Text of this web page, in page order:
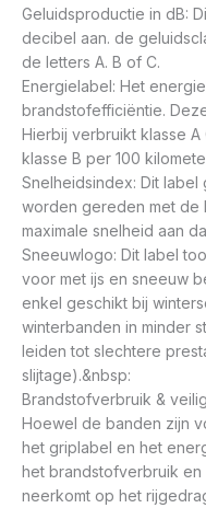
Geluidsproductie in dB:
decibel aan. de
de letters A. B of C.
Energielabel: Het
brandstofefficiëntie.
Hierbij verbruikt klasse A
klasse B per 100
Snelheidsindex: Dit label
worden gereden met de
maximale snelheid aan
Sneeuwlogo: Dit label
voor met ijs en sneeuw
enkel geschikt bij
winterbanden in minder
leiden tot slechtere
slijtage).&nbsp:
Brandstofverbruik &
Hoewel de banden zijn
het griplabel en het
het brandstofverbruik
neerkomt op het